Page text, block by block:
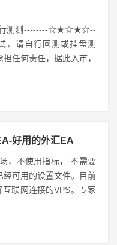
行测测--------☆★☆★☆--
请自行回测或挂盘测
任何责任，据此入市，
好用的外汇EA
，不使用指标， 不需要
经可用的设置文件。目前
联网连接的VPS。专家